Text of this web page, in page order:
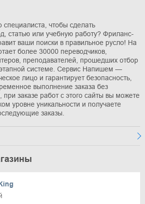
специалиста, чтобы сделать
статью или учебную работу? Фриланс-
ваши поиски в правильное русло! На
более 30000 переводчиков,
преподавателей, прошедших отбор
системе. Сервис Напишем —
лицо и гарантирует безопасность,
выполнение заказа без
при заказе работ с этого сайты вы можете
уровне уникальности и получаете
заказы.